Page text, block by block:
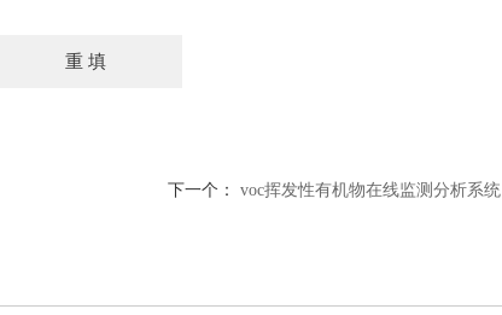
下一个： voc挥发性有机物在线监测分析系统